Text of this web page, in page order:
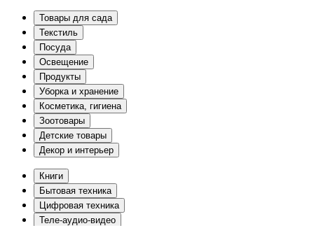
Товары для сада
Текстиль
Посуда
Освещение
Продукты
Уборка и хранение
Косметика, гигиена
Зоотовары
Детские товары
Декор и интерьер
Книги
Бытовая техника
Цифровая техника
Теле-аудио-видео